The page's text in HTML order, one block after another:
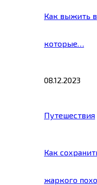
Как выжить
которые…
08.12.2023
Путешествия
Как
жаркого